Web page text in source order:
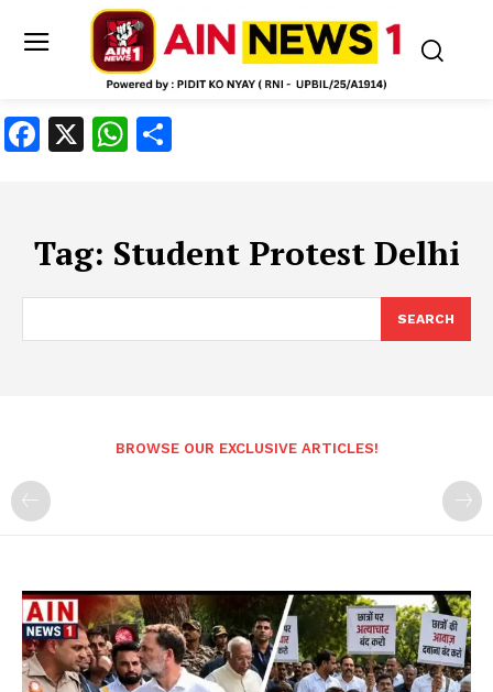
Facebook
X WhatsApp
Tag: Student Protest Delhi
SEARCH
BROWSE OUR EXCLUSIVE ARTICLES!